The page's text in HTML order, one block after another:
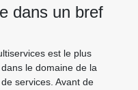
dans un bref
est le plus
le domaine de la
services. Avant de